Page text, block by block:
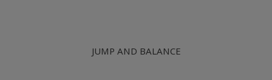
JUMP AND BALANCE